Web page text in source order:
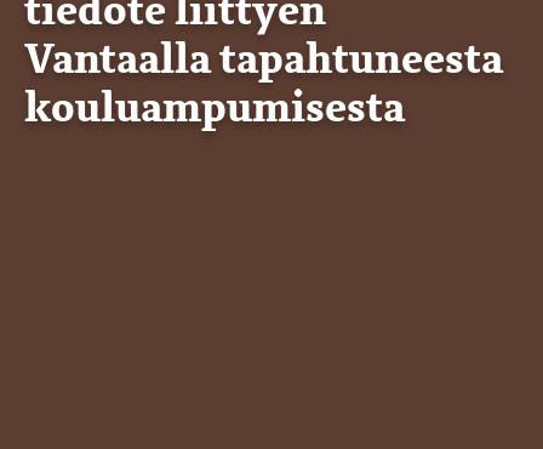
tiedote liittyen
Vantaalla tapahtuneesta
kouluampumisesta